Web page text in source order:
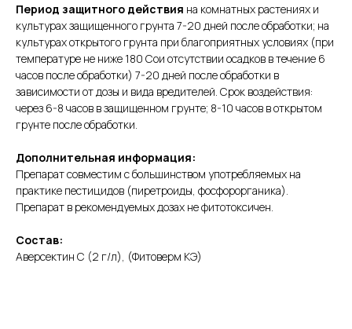
Период защитного действия на комнатных растениях и
культурах защищенного грунта 7-20 дней после обработки; на
культурах открытого грунта при благоприятных условиях (при
температуре не ниже 180 Сои отсутствии осадков в течение 6
часов после обработки) 7-20 дней после обработки в
зависимости от дозы и вида вредителей. Срок воздействия:
через 6-8 часов в защищенном грунте; 8-10 часов в открытом
грунте после обработки.
Дополнительная информация:
Препарат совместим с большинством употребляемых на
практике пестицидов (пиретроиды, фосфорорганика).
Препарат в рекомендуемых дозах не фитотоксичен.
Состав:
Аверсектин С (2 г/л), (Фитоверм КЭ)